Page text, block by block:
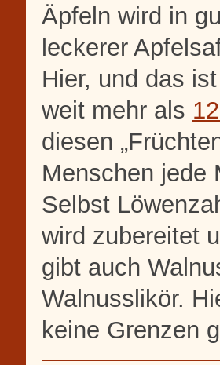
Äpfeln wird in
leckerer
Hier, und das
weit mehr als
diesen
Menschen jede
Selbst
wird zubereitet
gibt auch
Walnusslikör.
keine Grenzen